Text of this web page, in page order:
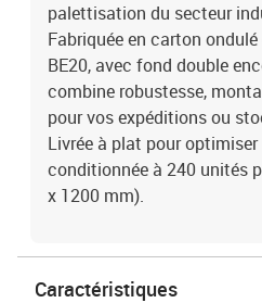
palettisation du secteur
Fabriquée en carton
BE20, avec fond double
combine robustesse,
pour vos expéditions ou
Livrée à plat pour optimiser
conditionnée à 240 unités
x 1200 mm).
Caractéristiques